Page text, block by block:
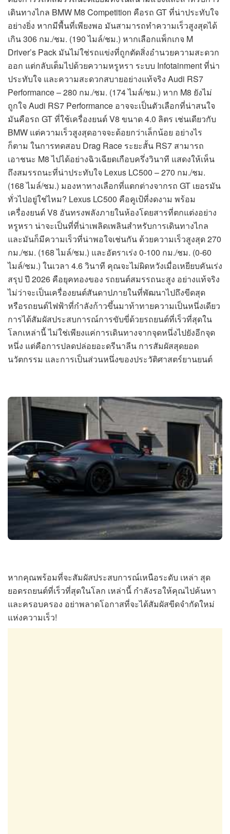
เดินทางไกล BMW M8 Competition คือรถ GT ที่น่าประทับใจ
อย่างยิ่ง หากมีพื้นที่เพียงพอ มันสามารถทำความเร็วสูงสุดได้
เกิน 306 กม./ชม. (190 ไมล์/ชม.) หากเลือกแพ็กเกจ M
Driver’s Pack มันไม่ใช่รถแข่งที่ถูกตัดสิ่งอำนวยความสะดวก
ออก แต่กลับเต็มไปด้วยความหรูหรา ระบบ Infotainment ที่น่า
ประทับใจ และความสะดวกสบายอย่างแท้จริง Audi RS7
Performance – 280 กม./ชม. (174 ไมล์/ชม.) หาก M8 ยังไม่
ถูกใจ Audi RS7 Performance อาจจะเป็นตัวเลือกที่น่าสนใจ
มันคือรถ GT ที่ใช้เครื่องยนต์ V8 ขนาด 4.0 ลิตร เช่นเดียวกับ
BMW แต่ความเร็วสูงสุดอาจจะด้อยกว่าเล็กน้อย อย่างไร
ก็ตาม ในการทดสอบ Drag Race ระยะสั้น RS7 สามารถ
เอาชนะ M8 ไปได้อย่างฉิวเฉียดเกือบครึ่งวินาที แสดงให้เห็น
ถึงสมรรถนะที่น่าประทับใจ Lexus LC500 – 270 กม./ชม.
(168 ไมล์/ชม.) มองหาทางเลือกที่แตกต่างจากรถ GT เยอรมัน
ทั่วไปอยู่ใช่ไหม? Lexus LC500 คือคูเป้ที่งดงาม พร้อม
เครื่องยนต์ V8 อันทรงพลังภายในห้องโดยสารที่ตกแต่งอย่าง
หรูหรา น่าจะเป็นที่ที่น่าเพลิดเพลินสำหรับการเดินทางไกล
และมันก็มีความเร็วที่น่าพอใจเช่นกัน ด้วยความเร็วสูงสุด 270
กม./ชม. (168 ไมล์/ชม.) และอัตราเร่ง 0-100 กม./ชม. (0-60
ไมล์/ชม.) ในเวลา 4.6 วินาที คุณจะไม่ผิดหวังเมื่อเหยียบคันเร่ง
สรุป ปี 2026 คือยุคทองของ รถยนต์สมรรถนะสูง อย่างแท้จริง
ไม่ว่าจะเป็นเครื่องยนต์สันดาปภายในที่พัฒนาไปถึงขีดสุด
หรือรถยนต์ไฟฟ้าที่กำลังก้าวขึ้นมาท้าทายความเป็นหนึ่งเดียว
การได้สัมผัสประสบการณ์การขับขี่ด้วยรถยนต์ที่เร็วที่สุดใน
โลกเหล่านี้ ไม่ใช่เพียงแค่การเดินทางจากจุดหนึ่งไปยังอีกจุด
หนึ่ง แต่คือการปลดปล่อยอะดรีนาลีน การสัมผัสสุดยอด
นวัตกรรม และการเป็นส่วนหนึ่งของประวัติศาสตร์ยานยนต์
หากคุณพร้อมที่จะสัมผัสประสบการณ์เหนือระดับ เหล่า สุด
ยอดรถยนต์ที่เร็วที่สุดในโลก เหล่านี้ กำลังรอให้คุณไปค้นหา
และครอบครอง อย่าพลาดโอกาสที่จะได้สัมผัสขีดจำกัดใหม่
แห่งความเร็ว!